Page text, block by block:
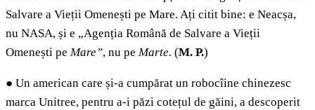
Salvare a Vieții Omenești pe Mare. Ați citit bine: e Neacșa,
nu NASA, și e „Agenția Română de Salvare a Vieții
Omenești pe Mare”, nu pe Marte. (M. P.)
● Un american care și-a cumpărat un robocîine chinezesc
marca Unitree, pentru a-i păzi cotețul de găini, a descoperit